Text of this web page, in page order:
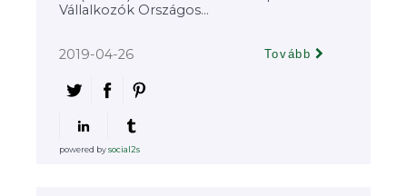
Vállalkozók Országos...
2019-04-26 Tovább
powered bysocial2s